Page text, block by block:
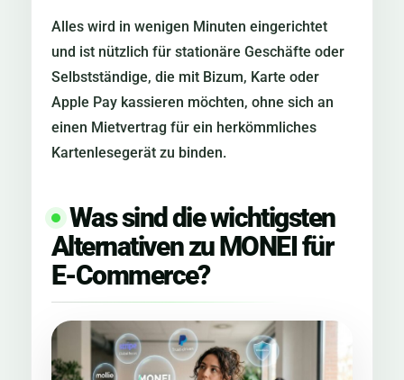
Alles wird in wenigen Minuten eingerichtet
und ist nützlich für stationäre Geschäfte oder
Selbstständige, die mit Bizum, Karte oder
Apple Pay kassieren möchten, ohne sich an
einen Mietvertrag für ein herkömmliches
Kartenlesegerät zu binden.
Was sind die wichtigsten
Alternativen zu MONEI für
E-Commerce?